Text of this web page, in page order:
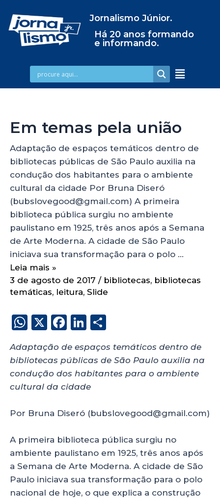
Jornalismo Júnior.
Há 20 anos formando
e informando.
Em temas pela união
Adaptação de espaços temáticos dentro de
bibliotecas públicas de São Paulo auxilia na
condução dos habitantes para o ambiente
cultural da cidade Por Bruna Diseró
(bubslovegood@gmail.com) A primeira
biblioteca pública surgiu no ambiente
paulistano em 1925, três anos após a Semana
de Arte Moderna. A cidade de São Paulo
iniciava sua transformação para o polo …
Leia mais »
3 de agosto de 2017 / bibliotecas, bibliotecas
temáticas, leitura, Slide
W
a
ts
A
p
X
F
c
e
b
o
k
Li
k
e
dI
a
re
Adaptação de espaços temáticos dentro de
bibliotecas públicas de São Paulo auxilia na
condução dos habitantes para o ambiente
cultural da cidade
Por Bruna Diseró (bubslovegood@gmail.com)
A primeira biblioteca pública surgiu no
ambiente paulistano em 1925, três anos após
a Semana de Arte Moderna. A cidade de São
Paulo iniciava sua transformação para o polo
nacional de hoje, o que explica a construção